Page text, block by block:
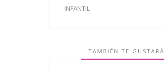
INFANTIL
TAMBIÉN TE GUSTARÁ